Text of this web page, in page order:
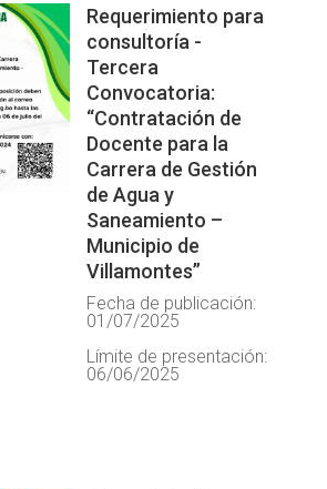
Requerimiento para
consultoría -
Tercera
Convocatoria:
“Contratación de
Docente para la
Carrera de Gestión
de Agua y
Saneamiento –
Municipio de
Villamontes”
Fecha de publicación:
01/07/2025
Límite de presentación:
06/06/2025